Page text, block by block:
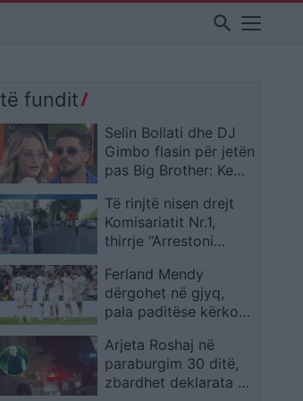
search
të fundit
Selin Bollati dhe DJ
Gimbo flasin për jetën
pas Big Brother: Kemi
Të rinjtë nisen drejt
Komisariatit Nr.1,
thirrje “Arrestoni
marshimit nga
Drejtoria e Policisë
Tiranë
Ferland Mendy
dërgohet në gjyq,
pala paditëse kërkon
Arjeta Roshaj në
paraburgim 30 ditë,
zbardhet deklarata e